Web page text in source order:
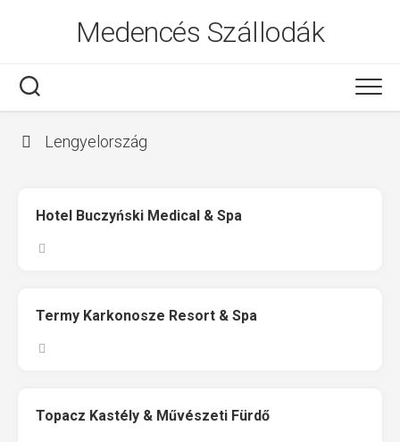
Medencés Szállodák
Lengyelország
Hotel Buczyński Medical & Spa
Termy Karkonosze Resort & Spa
Topacz Kastély & Művészeti Fürdő